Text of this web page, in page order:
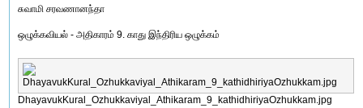
சுவாமி சரவணானந்தா
ஒழுக்கவியல் - அதிகாரம் 9. காது இந்திரிய ஒழுக்கம்
DhayavukKural_Ozhukkaviyal_Athikaram_9_kathidhiriyaOzhukkam.jpg